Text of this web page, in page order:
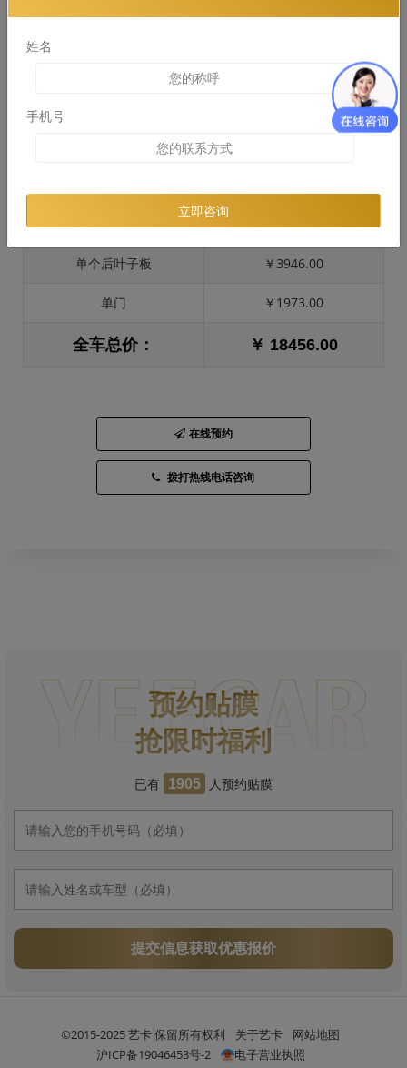
车顶 ￥3919.00
单个后叶子板 ￥3946.00
单门 ￥1973.00
全车总价： ￥ 18456.00
在线预约
拨打热线电话咨询
预约贴膜
抢限时福利
已有 1905 人预约贴膜
提交信息获取优惠报价
©2015-2025 艺卡 保留所有权利 关于艺卡
网站地图
沪ICP备19046453号-2
电子营业执照
姓名
手机号
立即咨询